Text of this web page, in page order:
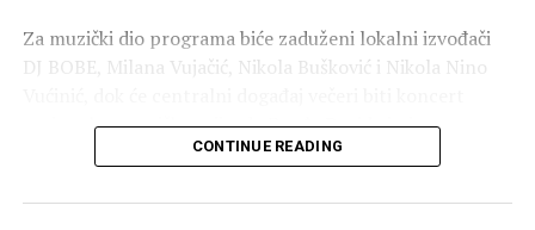
Za muzički dio programa biće zaduženi lokalni izvođači
DJ BOBE, Milana Vujačić, Nikola Bušković i Nikola Nino
regionalne muzičke zvijezde Đorđa Davida i njegovog
Poseban sadržaj biće organizovan i za najmlađe
CONTINUE READING